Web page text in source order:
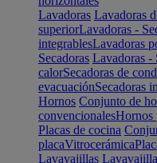
Lavadoras Lavadoras
superiorLavadoras -
integrablesLavadoras
Secadoras Lavadoras -
calorSecadoras de
evacuaciónSecadoras
Hornos Conjunto de
convencionalesHornos
Placas de cocina
placaVitrocerámica
Lavavajillas